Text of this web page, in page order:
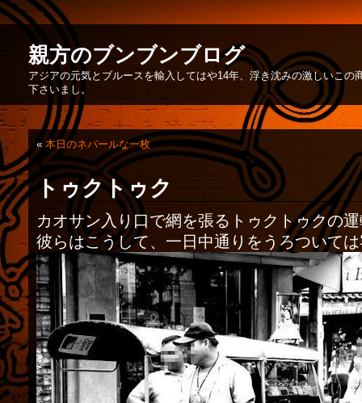
親方のブンブンブログ
アジアの元気とブルースを輸入してはや14年、浮き沈みの激しいこ
下さいまし。
«本日のネパールな一枚
トゥクトゥク
カオサン入り口で網を張るトゥクトゥクの
彼らはこうして、一日中通りをうろついて